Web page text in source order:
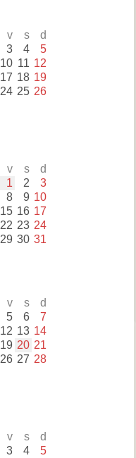
v s d
3 4 5
10 11 12
17 18 19
24 25 26
v s d
1 2 3
8 9 10
15 16 17
22 23 24
29 30 31
v s d
5 6 7
12 13 14
19 20 21
26 27 28
v s d
3 4 5